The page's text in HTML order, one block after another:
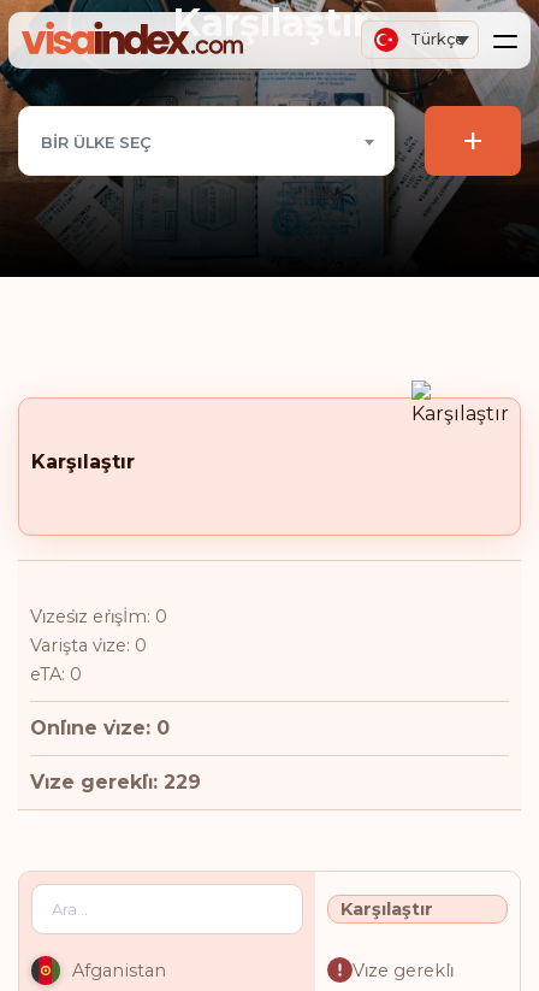
Türkçe
Karşılaştır
BIR ÜLKE SEÇ +
Karşılaştır
Vi̇zesi̇z eri̇şİm: 0
Varişta vi̇ze: 0
eTA: 0
Onli̇ne vi̇ze: 0
Vi̇ze gerekli̇: 229
Karşılaştır
Afganistan Vi̇ze gerekli̇